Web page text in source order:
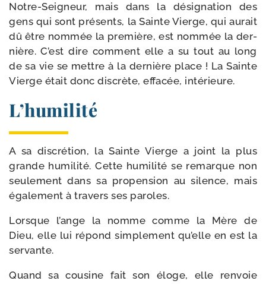
Notre-​Seigneur, mais dans la dési­gna­tion des
gens qui sont pré­sents, la Sainte Vierge, qui aurait
dû être nom­mée la pre­mière, est nom­mée la der­
nière. C’est dire com­ment elle a su tout au long
de sa vie se mettre à la der­nière place ! La Sainte
Vierge était donc dis­crète, effa­cée, intérieure.
L’humilité
A sa dis­cré­tion, la Sainte Vierge a joint la plus
grande humi­li­té. Cette humi­li­té se remarque non
seule­ment dans sa pro­pen­sion au silence, mais
éga­le­ment à tra­vers ses paroles.
Lorsque l’ange la nomme comme la Mère de
Dieu, elle lui répond sim­ple­ment qu’elle en est la
servante.
Quand sa cou­sine fait son éloge, elle ren­voie